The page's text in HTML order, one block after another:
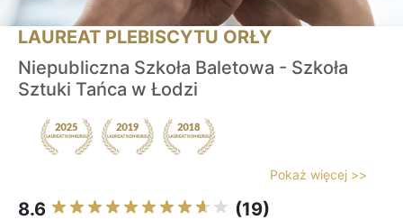
LAUREAT PLEBISCYTU ORŁY
Niepubliczna Szkoła Baletowa - Szkoła
Sztuki Tańca w Łodzi
Pokaż więcej >>
8.6 (19)